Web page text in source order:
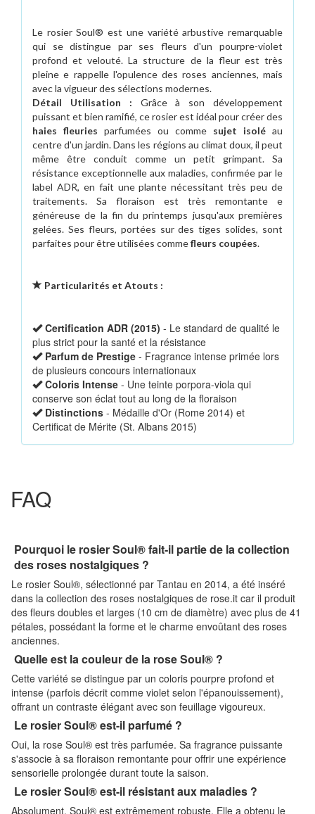
Le rosier Soul® est une variété arbustive remarquable
qui se distingue par ses fleurs d'un pourpre-violet
profond et velouté. La structure de la fleur est très
pleine e rappelle l'opulence des roses anciennes, mais
avec la vigueur des sélections modernes.
Détail Utilisation : Grâce à son développement
puissant et bien ramifié, ce rosier est idéal pour créer des
haies fleuries parfumées ou comme sujet isolé au
centre d'un jardin. Dans les régions au climat doux, il peut
même être conduit comme un petit grimpant. Sa
résistance exceptionnelle aux maladies, confirmée par le
label ADR, en fait une plante nécessitant très peu de
traitements. Sa floraison est très remontante e
généreuse de la fin du printemps jusqu'aux premières
gelées. Ses fleurs, portées sur des tiges solides, sont
parfaites pour être utilisées commefleurs coupées.
Particularités et Atouts :
Certification ADR (2015) - Le standard de qualité le
plus strict pour la santé et la résistance
Parfum de Prestige - Fragrance intense primée lors
de plusieurs concours internationaux
Coloris Intense - Une teinte porpora-viola qui
conserve son éclat tout au long de la floraison
Distinctions - Médaille d'Or (Rome 2014) et
Certificat de Mérite (St. Albans 2015)
FAQ
Pourquoi le rosier Soul® fait-il partie de la collection
des roses nostalgiques ?
Le rosier Soul®, sélectionné par Tantau en 2014, a été inséré
dans la collection des roses nostalgiques de rose.it car il produit
des fleurs doubles et larges (10 cm de diamètre) avec plus de 41
pétales, possédant la forme et le charme envoûtant des roses
anciennes.
Quelle est la couleur de la rose Soul® ?
Cette variété se distingue par un coloris pourpre profond et
intense (parfois décrit comme violet selon l'épanouissement),
offrant un contraste élégant avec son feuillage vigoureux.
Le rosier Soul® est-il parfumé ?
Oui, la rose Soul® est très parfumée. Sa fragrance puissante
s'associe à sa floraison remontante pour offrir une expérience
sensorielle prolongée durant toute la saison.
Le rosier Soul® est-il résistant aux maladies ?
Absolument. Soul® est extrêmement robuste. Elle a obtenu le